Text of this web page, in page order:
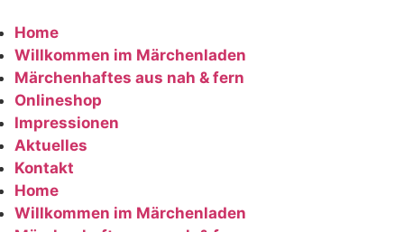
Inhalt
springen
Home
Willkommen im Märchenladen
Märchenhaftes aus nah & fern
Onlineshop
Impressionen
Aktuelles
Kontakt
Home
Willkommen im Märchenladen